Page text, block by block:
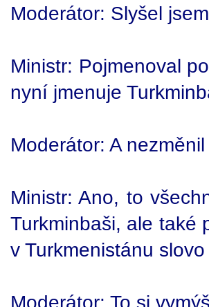
Moderátor: Slyšel
Ministr: Pojmenoval
nyní jmenuje
Moderátor: A
Ministr: Ano, to
Turkminbaši, ale také
v Turkmenistánu
Moderátor: To si